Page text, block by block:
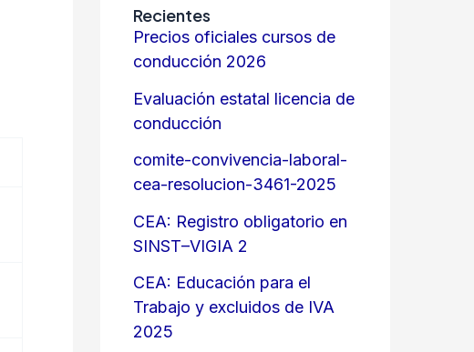
Recientes
Precios oficiales cursos de
conducción 2026
Evaluación estatal licencia de
conducción
comite-convivencia-laboral-
cea-resolucion-3461-2025
CEA: Registro obligatorio en
SINST–VIGIA 2
CEA: Educación para el
Trabajo y excluidos de IVA
2025